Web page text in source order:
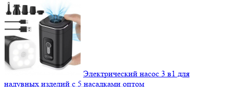
Электрический насос 3 в1 для
надувных изделий с 5 насадками оптом